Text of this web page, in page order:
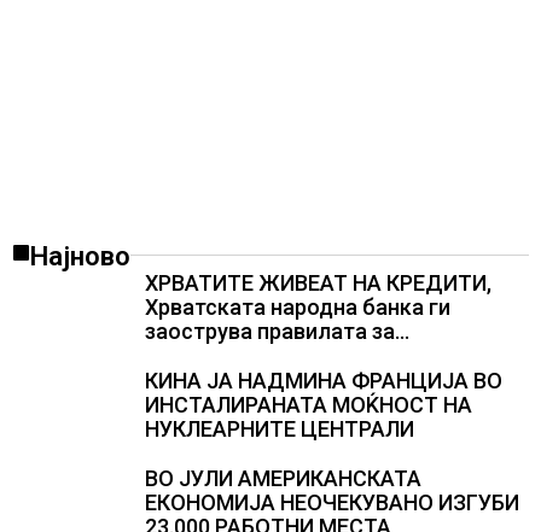
Најново
ХРВАТИТЕ ЖИВЕАТ НА КРЕДИТИ,
Хрватската народна банка ги
заострува правилата за
зголемени ризици во финансискиот
систем
КИНА ЈА НАДМИНА ФРАНЦИЈА ВО
ИНСТАЛИРАНАТА МОЌНОСТ НА
НУКЛЕАРНИТЕ ЦЕНТРАЛИ
ВО ЈУЛИ АМЕРИКАНСКАТА
ЕКОНОМИЈА НЕОЧЕКУВАНО ИЗГУБИ
23.000 РАБОТНИ МЕСТА